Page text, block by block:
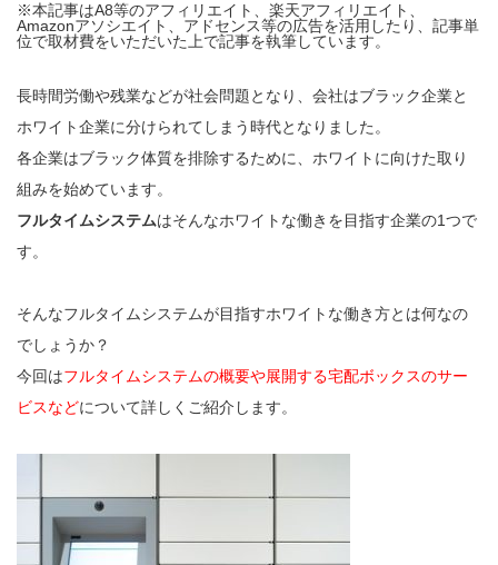
※本記事はA8等のアフィリエイト、楽天アフィリエイト、
Amazonアソシエイト、アドセンス等の広告を活用したり、記事単
位で取材費をいただいた上で記事を執筆しています。
長時間労働や残業などが社会問題となり、会社はブラック企業と
ホワイト企業に分けられてしまう時代となりました。
各企業はブラック体質を排除するために、ホワイトに向けた取り
組みを始めています。
フルタイムシステムはそんなホワイトな働きを目指す企業の1つで
す。
そんなフルタイムシステムが目指すホワイトな働き方とは何なの
でしょうか？
今回はフルタイムシステムの概要や展開する宅配ボックスのサー
ビスなどについて詳しくご紹介します。